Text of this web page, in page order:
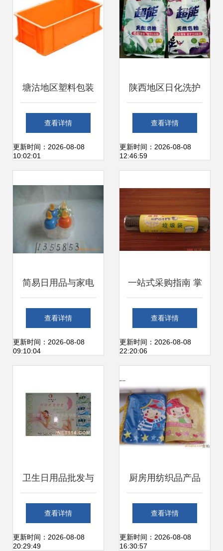
塘沽地区塑料包装
用品选购与日用家
电零售指南 价格、
直供全解析
查看详情
更新时间：2026-08-08
10:02:01
陕西地区日化洗护
用品进货指南 厂家
直销与低价批发策
查看详情
更新时间：2026-08-08
12:46:59
简易日用品与家电
零售 供应商、价格
与批发市场全解析
查看详情
更新时间：2026-08-08
09:10:04
一站式采购指南 掌
握日用品家居供应
信息与价格，助力
查看详情
更新时间：2026-08-08
22:20:06
卫生日用品批发与
供应 连接厂家与市
场的桥梁
查看详情
更新时间：2026-08-08
20:29:49
厨房用纺织品产品
列表 - 第27页 | 日
用品批发采购指南
查看详情
更新时间：2026-08-08
16:30:57